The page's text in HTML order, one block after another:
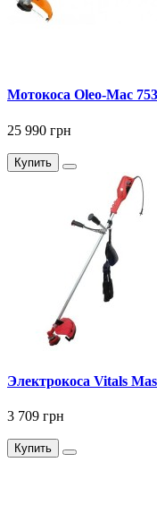
Мотокоса Оleo-Мас
25 990 грн
Купить
Электрокоса Vitals
3 709 грн
Купить